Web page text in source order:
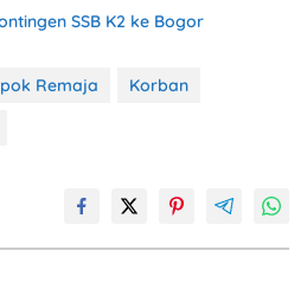
SSB K2 ke Bogor
Remaja
Korban